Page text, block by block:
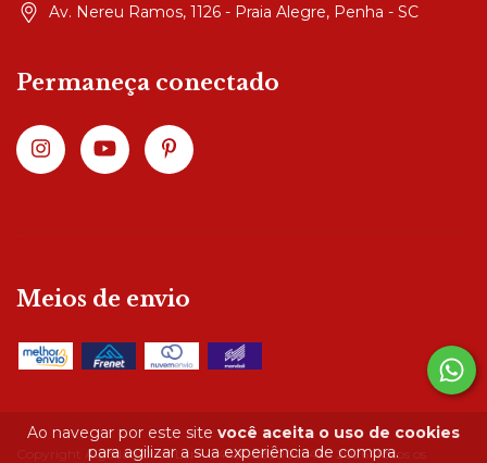
Ao navegar por este site você aceita o uso de cookies
para agilizar a sua experiência de compra.
Av. Nereu Ramos, 1126 - Praia Alegre, Penha - SC
Permaneça conectado
Meios de envio
Copyright Algodão Doce Lar - 04490285000147 - 2026. Todos os